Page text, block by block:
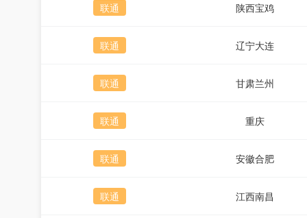
联通 陕西宝鸡
联通 辽宁大连
联通 甘肃兰州
联通 重庆
联通 安徽合肥
联通 江西南昌